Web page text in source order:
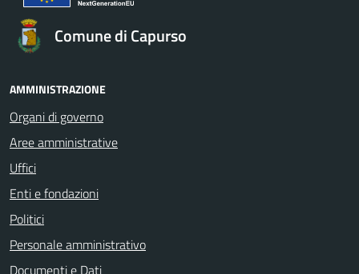
Comune di Capurso
AMMINISTRAZIONE
Organi di governo
Aree amministrative
Uffici
Enti e fondazioni
Politici
Personale amministrativo
Documenti e Dati